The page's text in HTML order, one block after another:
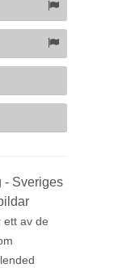
- Sveriges
ett av de